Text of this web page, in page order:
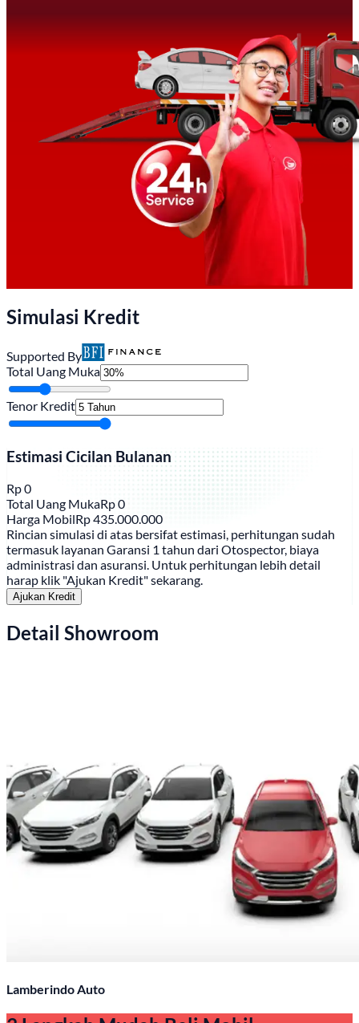
Simulasi Kredit
Supported By
Total Uang Muka
Tenor Kredit
Estimasi Cicilan Bulanan
Rp0
Total Uang MukaRp0
Harga MobilRp435.000.000
Rincian simulasi di atas bersifat estimasi, perhitungan sudah
termasuk layanan Garansi 1 tahun dari Otospector, biaya
administrasi dan asuransi. Untuk perhitungan lebih detail
harap klik "Ajukan Kredit" sekarang.
Ajukan Kredit
Detail Showroom
Lamberindo Auto